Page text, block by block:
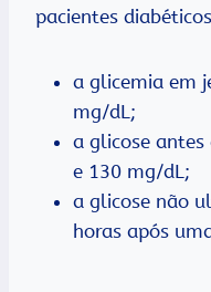
pacientes
a glicemia em
mg/dL;
a glicose antes
e 130 mg/dL;
a glicose não
horas após